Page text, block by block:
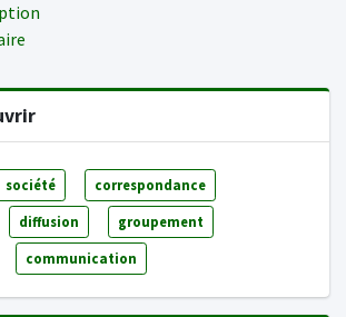
société correspondance
diffusion groupement
communication